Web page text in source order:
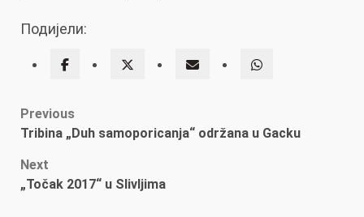
Подијели:
Post
Previous
Tribina „Duh samoporicanja“ održana u Gacku
Next
„Točak 2017“ u Slivljima